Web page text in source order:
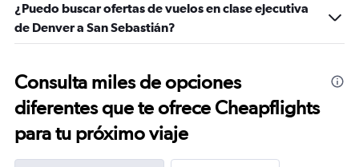
¿Puedo buscar ofertas de vuelos en clase ejecutiva
de Denver a San Sebastián?
Consulta miles de opciones
diferentes que te ofrece Cheapflights
para tu próximo viaje